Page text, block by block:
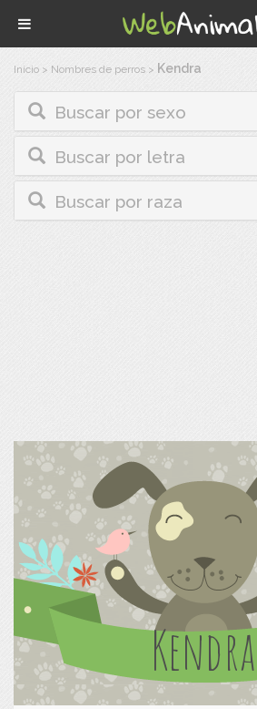
Inicio > Nombres de perros > Kendra
Buscar por sexo
Buscar por letra
Buscar por raza
Kendra